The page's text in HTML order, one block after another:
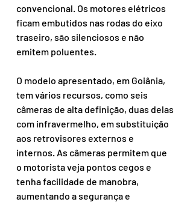
convencional. Os motores elétricos
ficam embutidos nas rodas do eixo
traseiro, são silenciosos e não
emitem poluentes.
O modelo apresentado, em Goiânia,
tem vários recursos, como seis
câmeras de alta definição, duas delas
com infravermelho, em substituição
aos retrovisores externos e
internos. As câmeras permitem que
o motorista veja pontos cegos e
tenha facilidade de manobra,
aumentando a segurança e